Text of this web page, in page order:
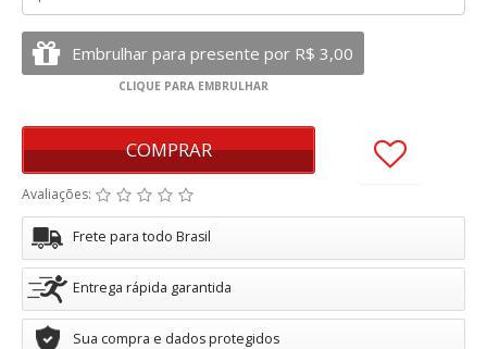
COMPRAR
Avaliações:
Frete para todo Brasil
Entrega rápida garantida
Sua compra e dados protegidos